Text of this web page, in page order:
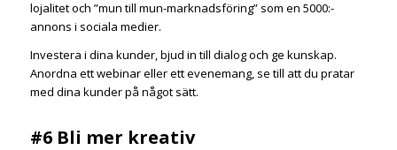
lojalitet och ”mun till mun-marknadsföring” som en 5000:-
annons i sociala medier.
Investera i dina kunder, bjud in till dialog och ge kunskap.
Anordna ett webinar eller ett evenemang, se till att du pratar
med dina kunder på något sätt.
#6 Bli mer kreativ